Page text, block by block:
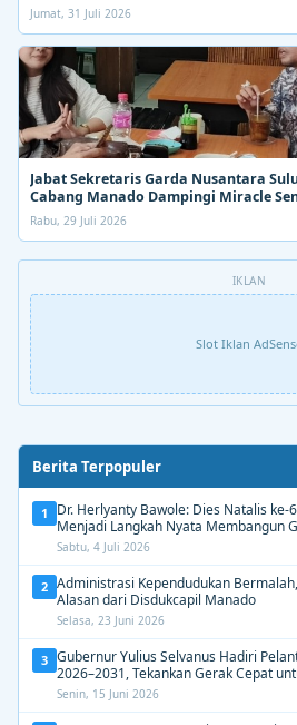
Jumat, 31 Juli 2026
Jabat Sekretaris Garda Nusantara
Cabang Manado Dampingi Miracle
Rabu, 29 Juli 2026
IKLAN
Slot Iklan
Berita Terpopuler
1
Dr. Herlyanty Bawole: Dies Natalis
Menjadi Langkah Nyata Membangun
Berdampak
Sabtu, 4 Juli 2026
2 Administrasi Kependudukan Bermalah,”Warga butuh
Alasan dari Disdukcapil Manado
Selasa, 23 Juni 2026
3 Gubernur Yulius Selvanus Hadiri
2026–2031, Tekankan Gerak Cepat
Senin, 15 Juni 2026